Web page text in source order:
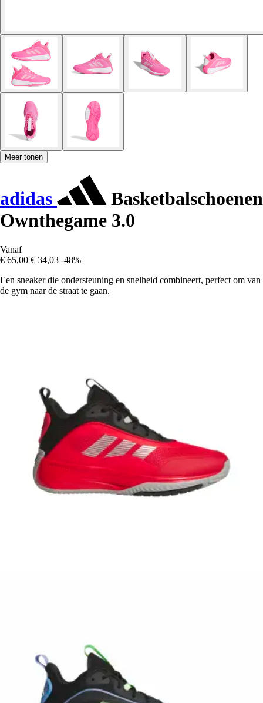
Meer tonen
adidas
Basketbalschoenen
Ownthegame 3.0
Vanaf
€ 65,00 € 34,03 -48%
Een sneaker die ondersteuning en snelheid combineert, perfect om van
de gym naar de straat te gaan.